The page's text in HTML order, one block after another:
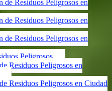
de Residuos Peligrosos en
de Residuos Peligrosos en
de Residuos Peligrosos en
Peligrosos
Residuos Peligrosos en
Residuos Peligrosos en Ciudad